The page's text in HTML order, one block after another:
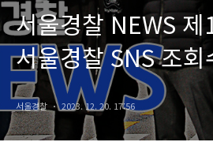
서울경찰 NEWS
서울경찰 SNS 조회
주인공은?
서울경찰 2023. 12. 20. 17:56